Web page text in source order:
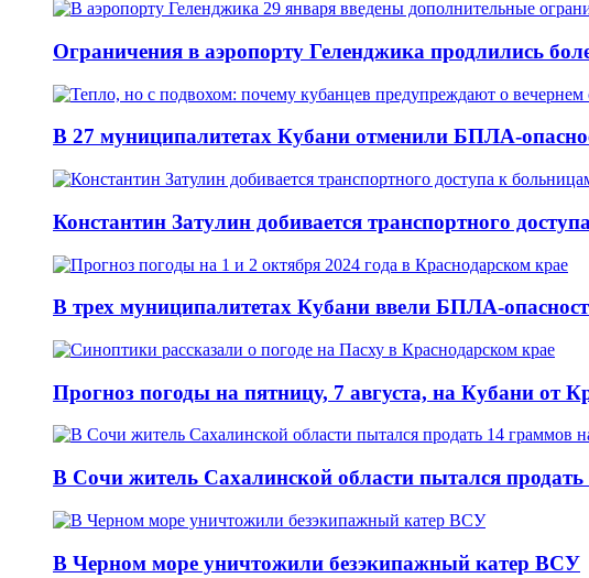
Ограничения в аэропорту Геленджика продлились
В 27 муниципалитетах Кубани отменили БПЛА-
Константин Затулин добивается транспортного
В трех муниципалитетах Кубани ввели БПЛА-
Прогноз погоды на пятницу, 7 августа, на Кубани от
В Сочи житель Сахалинской области пытался
В Черном море уничтожили безэкипажный катер ВСУ